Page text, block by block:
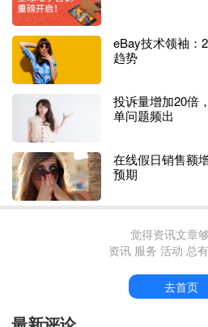
eBay技术领袖：
趋势
投诉量增加20倍
单问题频出
在线假日销售额
预期
觉得资讯文章
资讯 服务 活动 总
去首页